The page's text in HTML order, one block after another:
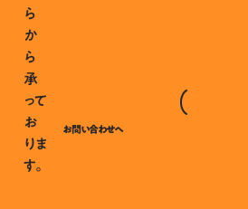
ら
か
ら
承
って
お
りま
す。
お問い合わせへ